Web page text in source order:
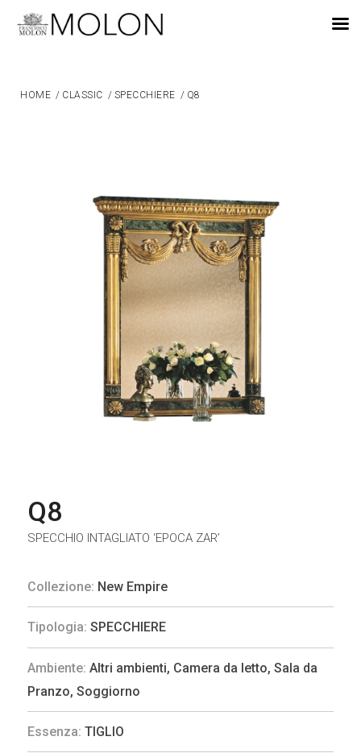
HOME / CLASSIC / SPECCHIERE / Q8
Q8
SPECCHIO INTAGLIATO ‘EPOCA ZAR’
Collezione: New Empire
Tipologia: SPECCHIERE
Ambiente: Altri ambienti, Camera da letto, Sala da
Pranzo, Soggiorno
Essenza: TIGLIO